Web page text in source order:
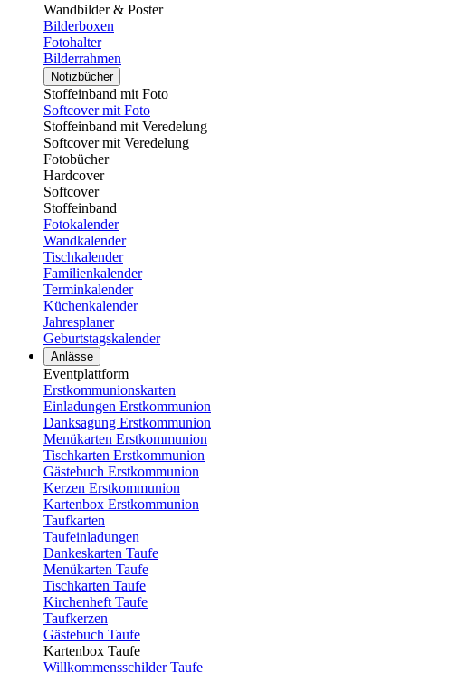
Wandbilder & Poster
Bilderboxen
Fotohalter
Bilderrahmen
Notizbücher
Stoffeinband mit Foto
Softcover mit Foto
Stoffeinband mit Veredelung
Softcover mit Veredelung
Fotobücher
Hardcover
Softcover
Stoffeinband
Fotokalender
Wandkalender
Tischkalender
Familienkalender
Terminkalender
Küchenkalender
Jahresplaner
Geburtstagskalender
Anlässe
Eventplattform
Erstkommunionskarten
Einladungen Erstkommunion
Danksagung Erstkommunion
Menükarten Erstkommunion
Tischkarten Erstkommunion
Gästebuch Erstkommunion
Kerzen Erstkommunion
Kartenbox Erstkommunion
Taufkarten
Taufeinladungen
Dankeskarten Taufe
Menükarten Taufe
Tischkarten Taufe
Kirchenheft Taufe
Taufkerzen
Gästebuch Taufe
Kartenbox Taufe
Willkommensschilder Taufe